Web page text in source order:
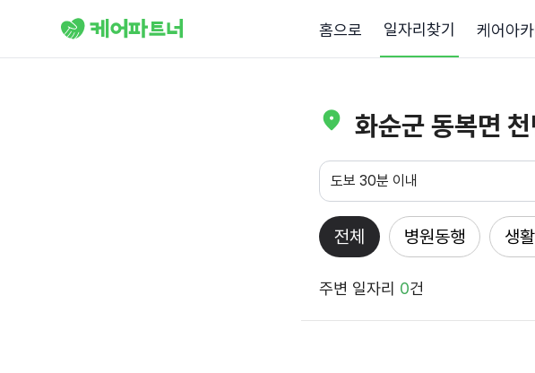
홈으로 일자리찾기 케어아카
화순군 동복면 천
도보 30분 이내
전체 병원동행 생
주변 일자리 0건